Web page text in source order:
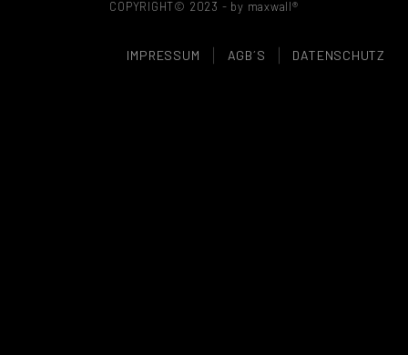
COPYRIGHT© 2023 - by maxwall®
IMPRESSUM AGB´S DATENSCHUTZ